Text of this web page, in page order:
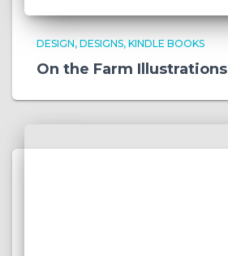
DESIGN DESIGNS KINDLE BOOKS
On the Farm Illustrations